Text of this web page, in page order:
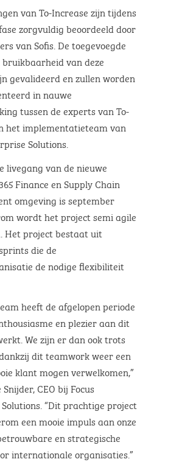
van To-Increase zijn tijdens
zorgvuldig beoordeeld door
van Sofis. De toegevoegde
van deze
gevalideerd en zullen worden
in nauwe
tussen de experts van To-
het implementatieteam van
Solutions.
livegang van de nieuwe
Finance en Supply Chain
omgeving is september
wordt het project semi agile
Het project bestaat uit
die de
de nodige flexibiliteit
heeft de afgelopen periode
en plezier aan dit
We zijn er dan ook trots
dit teamwork weer een
klant mogen verwelkomen,”
CEO bij Focus
“Dit prachtige project
een mooie impuls aan onze
en strategische
internationale organisaties.”